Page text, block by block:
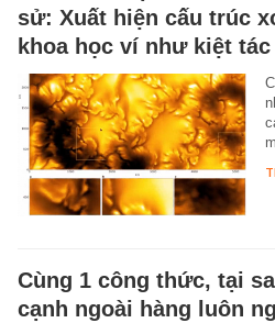
sử: Xuất hiện cấu trúc
khoa học ví như kiệt tác
Cùng 1 công thức, tại
cạnh ngoài hàng luôn